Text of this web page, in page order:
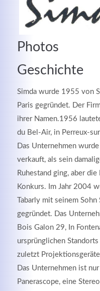
Photos
Geschichte
Simda wurde 1955 von
Paris gegründet. Der
ihrer Namen.1956
du Bel-Air, in Perreux-
Das Unternehmen
verkauft, als sein
Ruhestand ging, aber
Konkurs. Im Jahr 2004
Tabarly mit seinem Sohn
gegründet. Das
Bois Galon 29, In
ursprünglichen
zuletzt
Das Unternehmen ist
Panerascope, eine
Lorem ipsum dolor
elit. Aenean